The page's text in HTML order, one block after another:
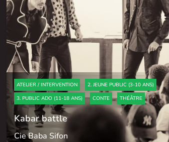
ATELIER / INTERVENTION
2. JEUNE PUBLIC (3-10 ANS)
3. PUBLIC ADO (11-18 ANS)
CONTE THÉÂTRE
Kabar battle
Cie Baba Sifon